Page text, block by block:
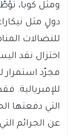
ومثل كوبا،
دولٍ مثل
للنضالات
اختزال نقد
مجرّد استمرار
للإمبريالية.
التي دفعتها
عن الجرائم